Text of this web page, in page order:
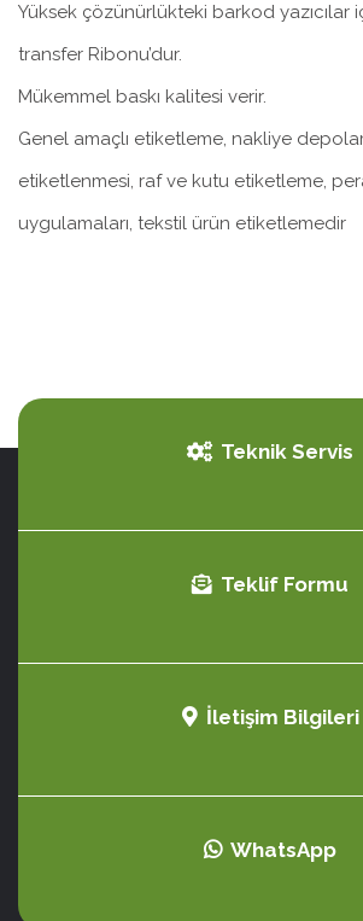
Yüksek çözünürlükteki barkod yazıcılar
transfer Ribonu’dur.
Mükemmel baskı kalitesi verir.
Genel amaçlı etiketleme, nakliye
etiketlenmesi, raf ve kutu etiketleme,
uygulamaları, tekstil ürün etiketlemedir
Teknik Servis
Teklif Formu
İletişim Bilgileri
WhatsApp